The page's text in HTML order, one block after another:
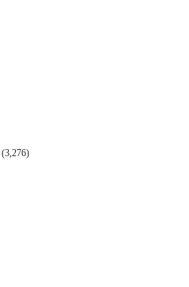
(3,276)